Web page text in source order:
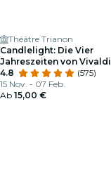
Théâtre Trianon
Candlelight: Die Vier
Jahreszeiten von Vivaldi
4.8
(575)
15 Nov. - 07 Feb.
Ab 15,00 €